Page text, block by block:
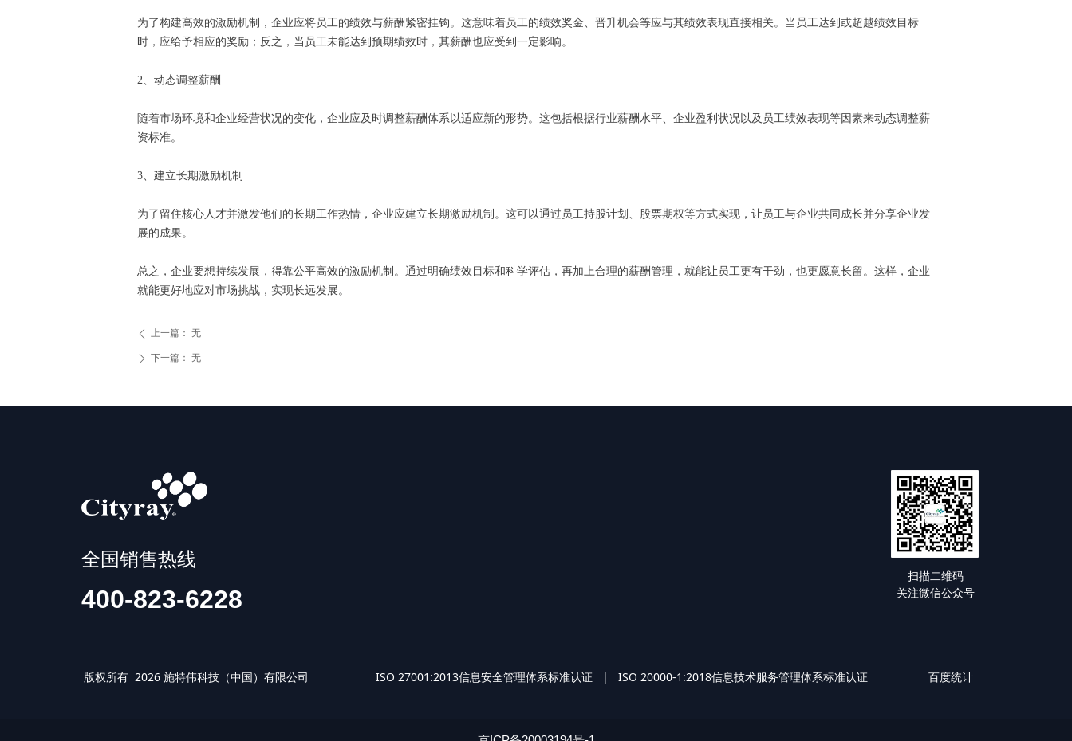
为了构建高效的激励机制，企业应将员工的绩效与薪酬紧密挂钩。这意味着员工的绩效奖金、晋升机会等应与其绩效表现直接相关。当员工达到或超越绩效目标
时，应给予相应的奖励；反之，当员工未能达到预期绩效时，其薪酬也应受到一定影响。
2、动态调整薪酬
随着市场环境和企业经营状况的变化，企业应及时调整薪酬体系以适应新的形势。这包括根据行业薪酬水平、企业盈利状况以及员工绩效表现等因素来动态调整薪
资标准。
3、建立长期激励机制
为了留住核心人才并激发他们的长期工作热情，企业应建立长期激励机制。这可以通过员工持股计划、股票期权等方式实现，让员工与企业共同成长并分享企业发
展的成果。
总之，企业要想持续发展，得靠公平高效的激励机制。通过明确绩效目标和科学评估，再加上合理的薪酬管理，就能让员工更有干劲，也更愿意长留。这样，企业
就能更好地应对市场挑战，实现长远发展。
ꄴ 上一篇： 无
ꄲ 下一篇： 无
全国销售热线
扫描二维码
关注微信公众号
版权所有 2026 施特伟科技（中国）有限公司 ISO 27001:2013信息安全管理体系标准认证 | ISO 20000-1:2018信息技术服务管理体系标准认证 百度统计
400-823-6228